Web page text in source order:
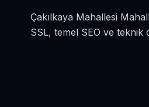
Çakılkaya Mahallesi
SSL, temel SEO ve teknik